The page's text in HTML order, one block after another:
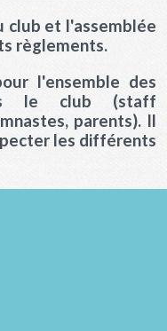
club et l'assemblée
règlements.
l'ensemble des
le club (staff
parents). Il
les différents